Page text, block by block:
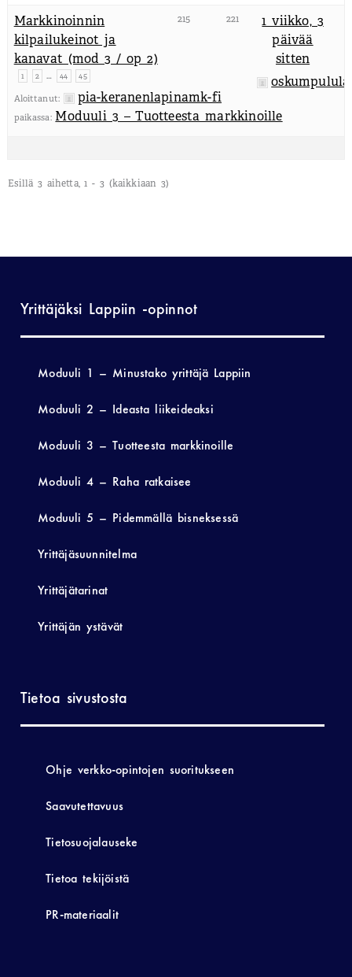
Markkinoinnin
kilpailukeinot ja
kanavat (mod 3 / op 2)
1 2 … 44 45
Aloittanut: pia-keranenlapinamk-fi
paikassa: Moduuli 3 – Tuotteesta markkinoille
215 221
1 viikko, 3
päivää
sitten
Esillä 3 aihetta, 1 - 3 (kaikkiaan 3)
Yrittäjäksi Lappiin -opinnot
Moduuli 1 – Minustako yrittäjä Lappiin
Moduuli 2 – Ideasta liikeideaksi
Moduuli 3 – Tuotteesta markkinoille
Moduuli 4 – Raha ratkaisee
Moduuli 5 – Pidemmällä bisneksessä
Yrittäjäsuunnitelma
Yrittäjätarinat
Yrittäjän ystävät
Tietoa sivustosta
Ohje verkko-opintojen suoritukseen
Saavutettavuus
Tietosuojalauseke
Tietoa tekijöistä
PR-materiaalit